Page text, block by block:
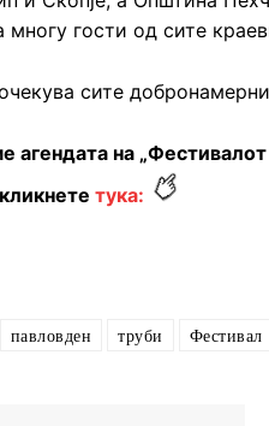
гости од сите
сите
агендата на
тука:
павловден труби Фестивал